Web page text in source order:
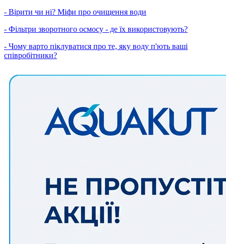
- Вірити чи ні? Міфи про очищення води
- Фільтри зворотного осмосу - де їх використовують?
- Чому варто піклуватися про те, яку воду п'ють ваші
співробітники?